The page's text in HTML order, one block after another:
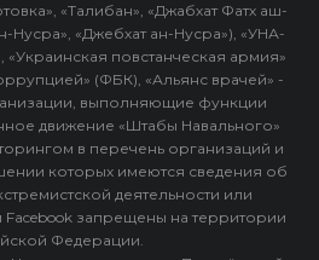
«Талибан», «Джабхат Фатх аш-
Нусра», «Джебхат ан-Нусра»), «УНА-
повстанческая армия»
(ФБК), «Альянс врачей» -
выполняющие функции
движение «Штабы Навального»
в перечень организаций и
которых имеются сведения об
деятельности или
запрещены на территории
Федерации.